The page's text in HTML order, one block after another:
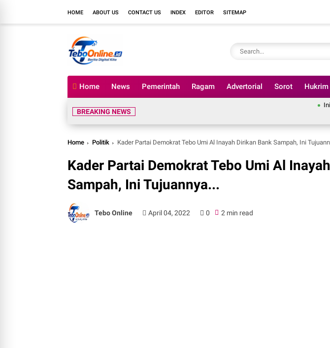
HOME ABOUT US CONTACT US INDEX EDITOR SITEMAP
Home News Pemerintah Ragam Advertorial Sorot Hukrim
BREAKING NEWS
Ini Kata Mazlan
Home Politik Kader Partai Demokrat Tebo Umi Al Inayah Dirikan Bank Sampah, Ini
Kader Partai Demokrat Tebo Umi Al
Sampah, Ini Tujuannya...
Tebo Online April 04, 2022 0 2 min read